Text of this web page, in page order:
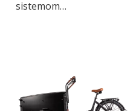
sistemom